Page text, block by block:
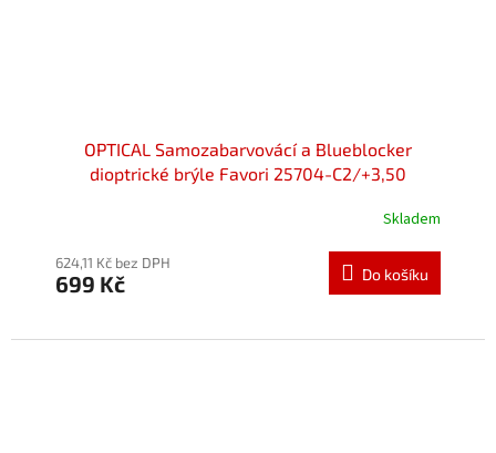
OPTICAL Samozabarvovácí a Blueblocker
dioptrické brýle Favori 25704-C2/+3,50
Skladem
624,11 Kč bez DPH
699 Kč Do košíku